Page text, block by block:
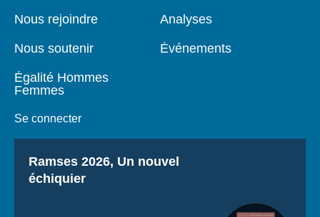
Nous rejoindre
Nous soutenir
Égalité Hommes
Femmes
Se connecter
Analyses
Événements
Titre
Ramses 2026, Un nouvel
échiquier